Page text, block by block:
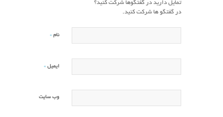
تمایل دارید در گفتگوها شرکت کنید؟
در گفتگو ها شرکت کنید.
نام *
ایمیل *
وب‌ سایت